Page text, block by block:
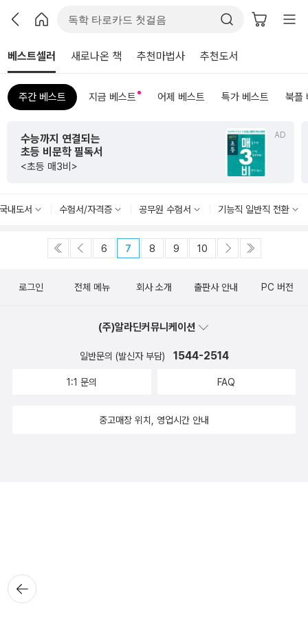
베스트셀러 새로나온 책 추천마법사 추천도서
주간 베스트 지금 베스트 어제 베스트 특가 베스트 북플
AD
수능까지 연결되는
초등 비문학 필독서
<초등 매3비>
국내도서 수험서/자격증 공무원 수험서 기능직 일반직 전환
6 7 8 9 10
뒤로가
기
로그인 전체 메뉴 회사 소개 출판사 안내 PC 버전
(주)알라딘커뮤니케이션
일반문의 (발신자 부담) 1544-2514
1:1 문의 FAQ
중고매장 위치, 영업시간 안내